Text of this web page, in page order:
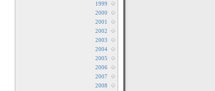
1999
2000
2001
2002
2003
2004
2005
2006
2007
2008